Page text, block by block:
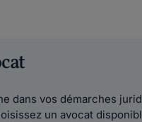
dans vos démarches
un avocat